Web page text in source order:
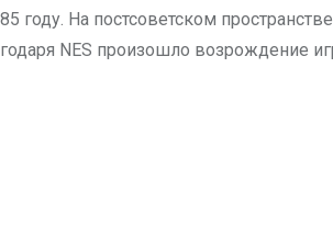
году. На постсоветском
NES произошло возрождение